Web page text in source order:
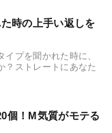
時の上手い返しを
プを聞かれた時に、
？ストレートにあなた
個！M気質がモテる